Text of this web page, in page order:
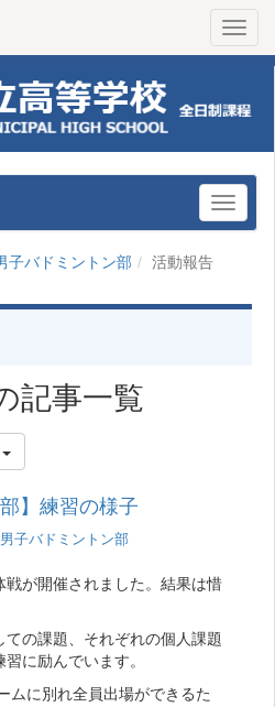
子バドミントン部 活動報告
記事一覧
】練習の様子
男子バドミントン部
が開催されました。結果は惜
の課題、それぞれの個人課題
に励んでいます。
ムに別れ全員出場ができるた